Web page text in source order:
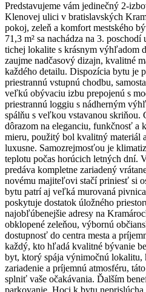
Predstavujeme vám jedinečný 2-
Klenovej ulici v bratislavských
pokoj, zeleň a komfort mestského
71,3 m² sa nachádza na 3.
tichej lokalite s krásnym výhľadom
zaujme nadčasový dizajn, kvalitné
každého detailu. Dispozícia bytu je
priestrannú vstupnú chodbu,
veľkú obývaciu izbu prepojenú s
priestrannú loggiu s nádherným
spálňu s veľkou vstavanou skriňou.
dôrazom na eleganciu, funkčnosť a
mieru, použitý bol kvalitný materiál
luxusne. Samozrejmosťou je
teplotu počas horúcich letných dní.
predáva kompletne zariadený
novému majiteľovi stačí priniesť si
bytu patrí aj veľká murovaná
poskytuje dostatok úložného
najobľúbenejšie adresy na
obklopené zeleňou, výbornú
dostupnosť do centra mesta a
každý, kto hľadá kvalitné bývanie
byt, ktorý spája výnimočnú lokalitu,
zariadenie a príjemnú atmosféru,
splniť vaše očakávania. Ďalším